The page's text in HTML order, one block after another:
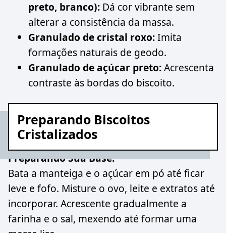
preto, branco): Dá cor vibrante sem
alterar a consistência da massa.
Granulado de cristal roxo:Imita
formações naturais de geodo.
Granulado de açúcar preto:Acrescenta
contraste às bordas do biscoito.
Preparando Biscoitos
Cristalizados
Preparando Sua Base:
Bata a manteiga e o açúcar em pó até ficar
leve e fofo. Misture o ovo, leite e extratos até
incorporar. Acrescente gradualmente a
farinha e o sal, mexendo até formar uma